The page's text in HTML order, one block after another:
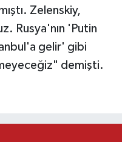
Zelenskiy,
Rusya'nın 'Putin
gelir' gibi
demişti.